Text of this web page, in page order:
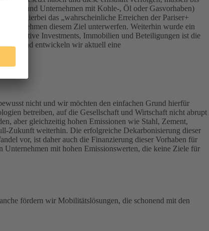
und Unternehmen mit Kohle-, Öl oder Gasvorhaben)
– ist hierbei das „wahrscheinliche Erreichen der Pariser+
diesem Ziel unterwerfen. Weiterhin wurde ein
Alternative Investments, Immobilien und Beteiligungen ist die
entwickeln wir aktuell eine
nicht und wir möchten den einfachen Grund hierfür
betreiben, auf die Gesellschaft und Wirtschaft nicht abrupt
aber gleichzeitig hohen Emissionen wie Stahl, Zement,
Zukunft weiterhin. Die erfolgreiche Dekarbonisierung dieser
vor, ist daher auch die Finanzierung dieser Vorhaben für
mit hohen Emissionswerten, die keine Ziele für
fördern wir Mobilitätslösungen, die schonend mit den